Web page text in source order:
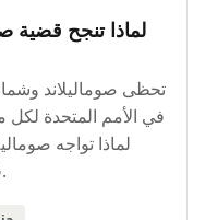
تحظى صوماليلاند
في الأمم المتحدة لكل
لماذا تواجه
قبرص قاعدة قانونية بعدم الاعتراف.